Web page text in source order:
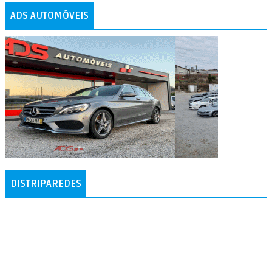
ADS AUTOMÓVEIS
DISTRIPAREDES